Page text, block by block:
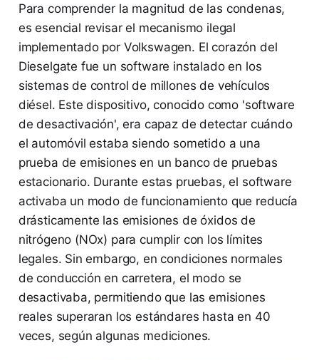
Para comprender la magnitud de las condenas,
es esencial revisar el mecanismo ilegal
implementado por Volkswagen. El corazón del
Dieselgate fue un software instalado en los
sistemas de control de millones de vehículos
diésel. Este dispositivo, conocido como 'software
de desactivación', era capaz de detectar cuándo
el automóvil estaba siendo sometido a una
prueba de emisiones en un banco de pruebas
estacionario. Durante estas pruebas, el software
activaba un modo de funcionamiento que reducía
drásticamente las emisiones de óxidos de
nitrógeno (NOx) para cumplir con los límites
legales. Sin embargo, en condiciones normales
de conducción en carretera, el modo se
desactivaba, permitiendo que las emisiones
reales superaran los estándares hasta en 40
veces, según algunas mediciones.